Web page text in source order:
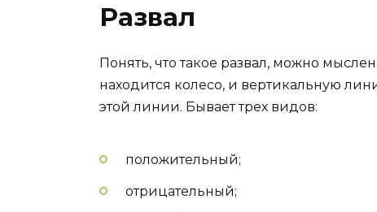
Развал
Понять, что такое развал, можно
находится колесо, и вертикальную
этой линии. Бывает трех видов:
положительный;
отрицательный;